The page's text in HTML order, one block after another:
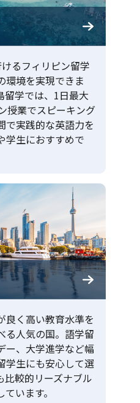
るフィリピン留学
環境を実現できま
留学では、1日最大
授業でスピーキング
で実践的な英語力を
学生におすすめで
良く高い教育水準を
る人気の国。語学留
ー、大学進学など幅
学生にも安心して選
比較的リーズナブル
います。